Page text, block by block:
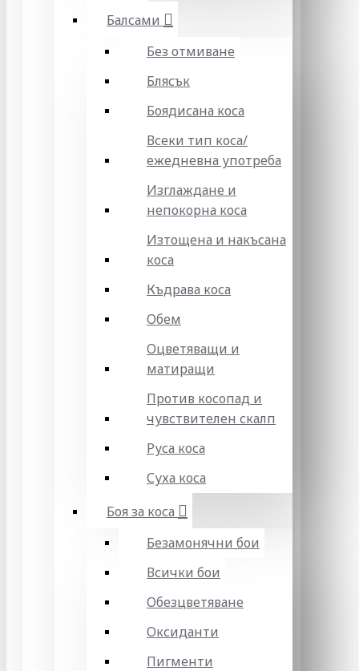
Балсами
Без отмиване
Блясък
Боядисана коса
Всеки тип коса/
ежедневна употреба
Изглаждане и
непокорна коса
Изтощена и накъсана
коса
Къдрава коса
Обем
Оцветяващи и
матиращи
Против косопад и
чувствителен скалп
Руса коса
Суха коса
Боя за коса
Безамонячни бои
Всички бои
Обезцветяване
Оксиданти
Пигменти